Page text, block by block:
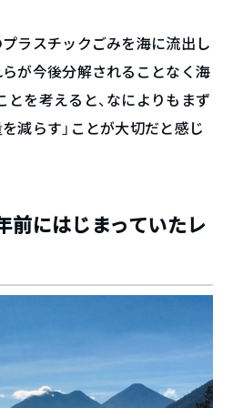
ラスチックごみを海に流出し
が今後分解されることなく海
を考えると、なによりもまず
減らす」ことが大切だと感じ
前にはじまっていたレ